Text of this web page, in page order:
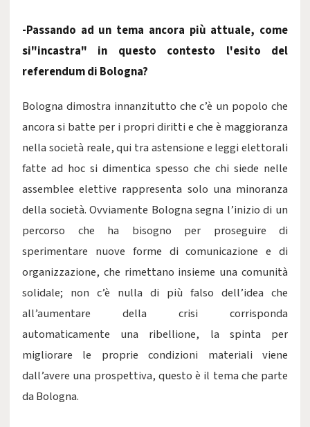
-Passando ad un tema ancora più attuale, come
si"incastra" in questo contesto l'esito del
referendum di Bologna?
Bologna dimostra innanzitutto che c’è un popolo che
ancora si batte per i propri diritti e che è maggioranza
nella società reale, qui tra astensione e leggi elettorali
fatte ad hoc si dimentica spesso che chi siede nelle
assemblee elettive rappresenta solo una minoranza
della società. Ovviamente Bologna segna l’inizio di un
percorso che ha bisogno per proseguire di
sperimentare nuove forme di comunicazione e di
organizzazione, che rimettano insieme una comunità
solidale; non c’è nulla di più falso dell’idea che
all’aumentare della crisi corrisponda
automaticamente una ribellione, la spinta per
migliorare le proprie condizioni materiali viene
dall’avere una prospettiva, questo è il tema che parte
da Bologna.